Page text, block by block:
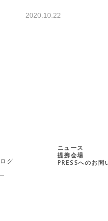
2020.10.22
グ
ニュース
提携会場
PRESSへのお問